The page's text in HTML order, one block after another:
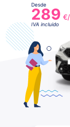
Desde
289
IVA incluido